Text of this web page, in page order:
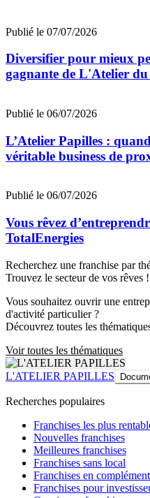
Publié le 07/07/2026
Diversifier pour mieux
gagnante de L'Atelier
Publié le 06/07/2026
L’Atelier Papilles :
véritable business de
Publié le 06/07/2026
Vous rêvez
TotalEnergies
Recherchez une franchise par
Trouvez le secteur de vos rêves !
Vous souhaitez ouvrir une
d'activité particulier ?
Découvrez toutes les
Voir toutes les thématiques
L'ATELIER PAPILLES
Recherches populaires
Franchises les plus
Nouvelles franchises
Meilleures franchises
Franchises sans local
Franchises en
Franchises pour